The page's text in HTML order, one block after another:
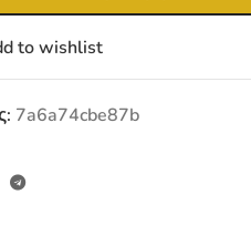
to wishlist
7a6a74cbe87b